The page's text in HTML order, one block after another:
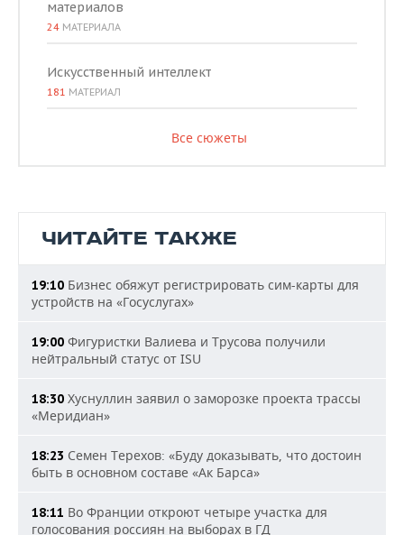
материалов
24 МАТЕРИАЛА
Искусственный интеллект
181 МАТЕРИАЛ
Все сюжеты
ЧИТАЙТЕ ТАКЖЕ
19:10 Бизнес обяжут регистрировать сим-карты для
устройств на «Госуслугах»
19:00 Фигуристки Валиева и Трусова получили
нейтральный статус от ISU
18:30 Хуснуллин заявил о заморозке проекта трассы
«Меридиан»
18:23 Семен Терехов: «Буду доказывать, что достоин
быть в основном составе «Ак Барса»
18:11 Во Франции откроют четыре участка для
голосования россиян на выборах в ГД